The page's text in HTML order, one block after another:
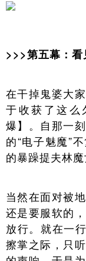
>>>第五幕：
在干掉鬼婆大
于收获了这么
爆】。自那一
的“电子魅魔”
的暴躁提夫林魔
当然在面对被
还是要服软的
放行。就在一
擦掌之际，只